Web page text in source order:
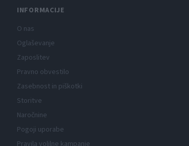
INFORMACIJE
O nas
Oglaševanje
Zaposlitev
Pravno obvestilo
Zasebnost in piškotki
Storitve
Naročnine
Pogoji uporabe
Pravila volilne kampanje